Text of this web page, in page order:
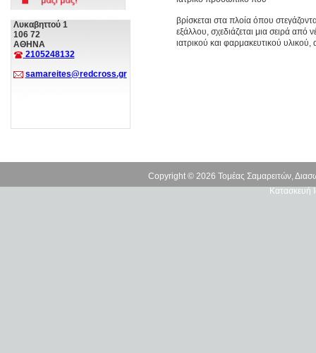
Λυκαβηττού 1
106 72
ΑΘΗΝΑ
2105248132
samareites@redcross.gr
βρίσκεται στα πλοία όπου
εξάλλου, σχεδιάζεται μια σειρά
ιατρικού και φαρμακευτικού
Copyright © 2026 Τομέας Σαμαρειτών,
Κατασκευή